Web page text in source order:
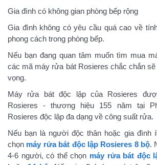
Gia đình có không gian phòng bếp rộng
Gia đình không có yêu cầu quá cao về
phong cách trong phòng bếp.
Nếu bạn đang quan tâm muốn tìm mua
các mã máy rửa bát Rosieres chắc chắn
vọng.
Máy rửa bát độc lập của Rosieres
Rosieres - thương hiệu 155 năm tại
Rosieres độc lập đa dạng về công suất rửa.
Nếu bạn là người độc thân hoặc gia đình
chọn máy rửa bát độc lập Rosieres 8 bộ.
4-6 người, có thể chọn máy rửa bát độc